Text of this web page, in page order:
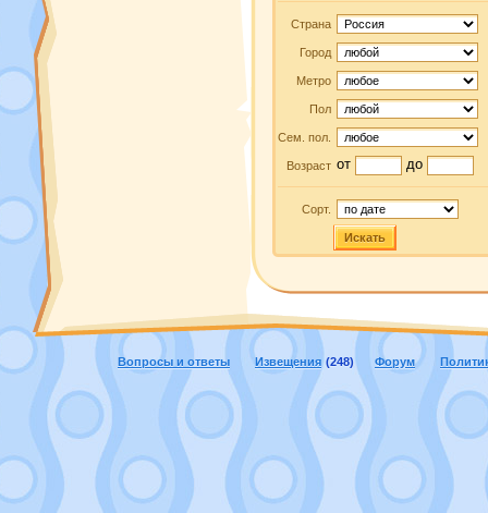
Страна
Город
Метро
Пол
Сем. пол.
Возраст от до
Сорт.
Искать
Вопросы и ответы Извещения (248) Форум